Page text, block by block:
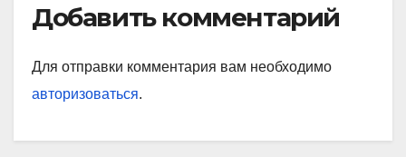
Добавить комментарий
Для отправки комментария вам необходимо
авторизоваться.